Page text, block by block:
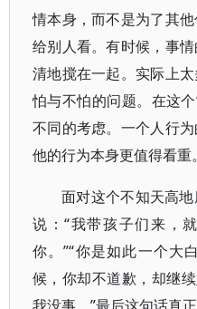
情本身，而不是为了其
给别人看。有时候，事
清地搅在一起。实际上
怕与不怕的问题。在这
不同的考虑。一个人行
他的行为本身更值得看重。
面对这个不知天高
说：“我带孩子们来，
你。”“你是如此一个大
候，你却不道歉，却继